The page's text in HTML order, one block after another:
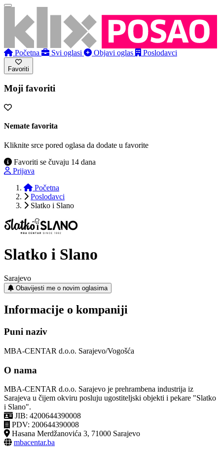
Početna Svi oglasi Objavi oglas Poslodavci
Favoriti
Moji favoriti
Nemate favorita
Kliknite srce pored oglasa da dodate u favorite
Favoriti se čuvaju 14 dana
Prijava
Početna
Poslodavci
Slatko i Slano
Slatko i Slano
Sarajevo
Obavijesti me o novim oglasima
Informacije o kompaniji
Puni naziv
MBA-CENTAR d.o.o. Sarajevo/Vogošća
O nama
MBA-CENTAR d.o.o. Sarajevo je prehrambena industrija iz
Sarajeva u čijem okviru posluju ugostiteljski objekti i pekare "Slatko
i Slano".
JIB: 4200644390008
PDV: 200644390008
Hasana Merdžanovića 3, 71000 Sarajevo
mbacentar.ba